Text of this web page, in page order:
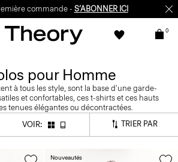
commande - S’ABONNER ICI
0
pour Homme
à tous les style, sont la base d'une garde-
et confortables, ces t-shirts et ces hauts
tenues élégantes ou décontractées.
VOIR: TRIER PAR
Nouveautés